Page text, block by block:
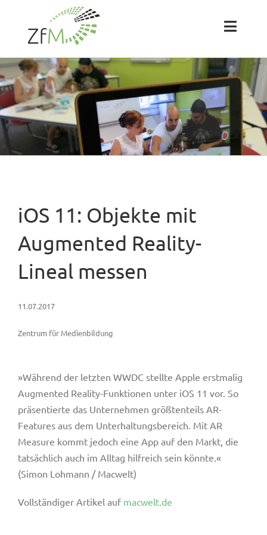
springen
Toggle
Das ZfM
Team
Projekte
iOS 11: Objekte mit
Augmented Reality-
Lineal messen
11.07.2017
Zentrum für Medienbildung
»Während der letzten WWDC stellte Apple erstmalig
Augmented Reality-Funktionen unter iOS 11 vor. So
präsentierte das Unternehmen größtenteils AR-
Features aus dem Unterhaltungsbereich. Mit AR
Measure kommt jedoch eine App auf den Markt, die
tatsächlich auch im Alltag hilfreich sein könnte.«
(Simon Lohmann / Macwelt)
Vollständiger Artikel auf macwelt.de